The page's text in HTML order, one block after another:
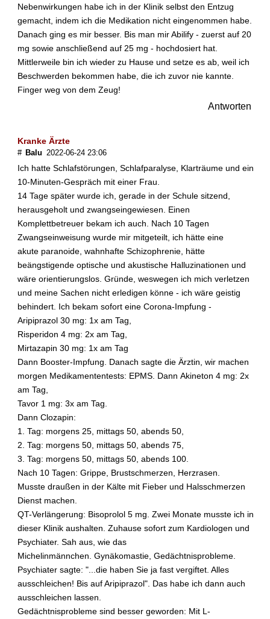
Nebenwirkungen habe ich in der Klinik selbst den Entzug
gemacht, indem ich die Medikation nicht eingenommen habe.
Danach ging es mir besser. Bis man mir Abilify - zuerst auf 20
mg sowie anschließend auf 25 mg - hochdosiert hat.
Mittlerweile bin ich wieder zu Hause und setze es ab, weil ich
Beschwerden bekommen habe, die ich zuvor nie kannte.
Finger weg von dem Zeug!
Antworten
Kranke Ärzte
# Balu 2022-06-24 23:06
Ich hatte Schlafstörungen, Schlafparalyse, Klarträume und ein
10-Minuten-Gespräch mit einer Frau.
14 Tage später wurde ich, gerade in der Schule sitzend,
herausgeholt und zwangseingewiesen. Einen
Komplettbetreuer bekam ich auch. Nach 10 Tagen
Zwangseinweisung wurde mir mitgeteilt, ich hätte eine
akute paranoide, wahnhafte Schizophrenie, hätte
beängstigende optische und akustische Halluzinationen und
wäre orientierungslos. Gründe, weswegen ich mich verletzen
und meine Sachen nicht erledigen könne - ich wäre geistig
behindert. Ich bekam sofort eine Corona-Impfung -
Aripiprazol 30 mg: 1x am Tag,
Risperidon 4 mg: 2x am Tag,
Mirtazapin 30 mg: 1x am Tag
Dann Booster-Impfung. Danach sagte die Ärztin, wir machen
morgen Medikamententests: EPMS. Dann Akineton 4 mg: 2x
am Tag,
Tavor 1 mg: 3x am Tag.
Dann Clozapin:
1. Tag: morgens 25, mittags 50, abends 50,
2. Tag: morgens 50, mittags 50, abends 75,
3. Tag: morgens 50, mittags 50, abends 100.
Nach 10 Tagen: Grippe, Brustschmerzen, Herzrasen.
Musste draußen in der Kälte mit Fieber und Halsschmerzen
Dienst machen.
QT-Verlängerung: Bisoprolol 5 mg. Zwei Monate musste ich in
dieser Klinik aushalten. Zuhause sofort zum Kardiologen und
Psychiater. Sah aus, wie das
Michelinmännchen. Gynäkomastie, Gedächtnisprobleme.
Psychiater sagte: "...die haben Sie ja fast vergiftet. Alles
ausschleichen! Bis auf Aripiprazol". Das habe ich dann auch
ausschleichen lassen.
Gedächtnisprobleme sind besser geworden: Mit L-
r
k
u
g
v
o
n
r
o
e
p
t
i
k
a
W
i
r
d
S
c
i
z
o
p
h
r
i
e
v
e
r
e
t
?
I
s
t
s